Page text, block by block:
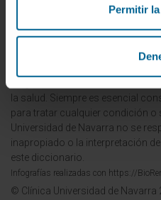
Permitir
Clínica Universidad de Navarra
médicos y no debe ser utilizada
decisiones relacionadas con la
la salud. Siempre es esencial
para tratar cualquier condición o
Universidad de Navarra no se
inapropiado o la interpretación
este diccionario.
Infografías realizadas con https://
© Clínica Universidad de Navarra